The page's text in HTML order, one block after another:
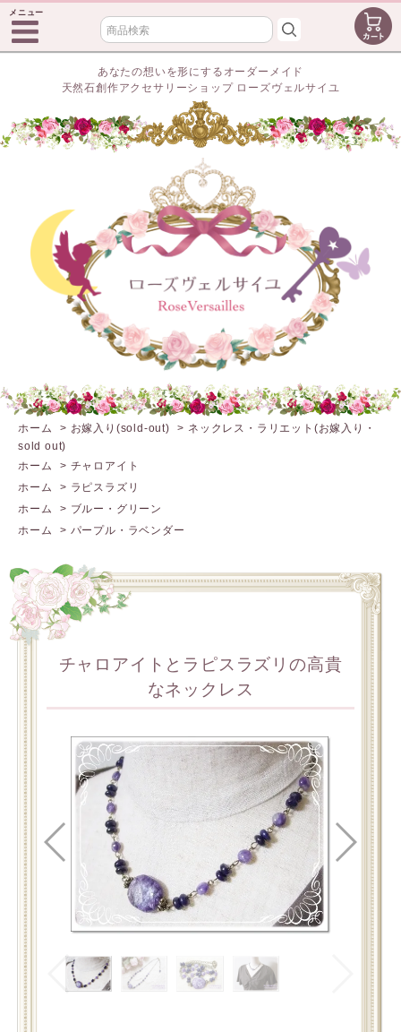
メニュー
あなたの想いを形にするオーダーメイド
天然石創作アクセサリーショップ ローズヴェルサイユ
ホーム > お嫁入り(sold-out) > ネックレス・ラリエット(お嫁入り・
sold out)
ホーム
> チャロアイト
ホーム
> ラピスラズリ
ホーム
> ブルー・グリーン
ホーム
> パープル・ラベンダー
チャロアイトとラピスラズリの高貴
なネックレス